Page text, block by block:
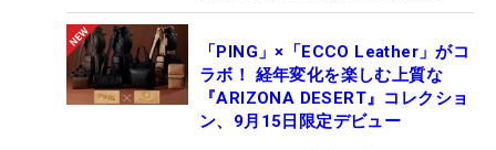
「PING」×「ECCO Leather」がコ
ラボ！ 経年変化を楽しむ上質な
『ARIZONA DESERT』コレクショ
ン、9月15日限定デビュー